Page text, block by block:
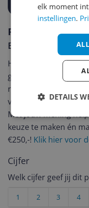
Reviews
Er zijn nog geen
Heb jij dit product in
geven? Start dan
review. Afhankelijk
van een review
Met jouw mening
keuze te maken én
€250,-! Klik hier voor
Cijfer
Welk cijfer geef jij dit
4
3
2
1
elk moment
instellingen.
DETAILS